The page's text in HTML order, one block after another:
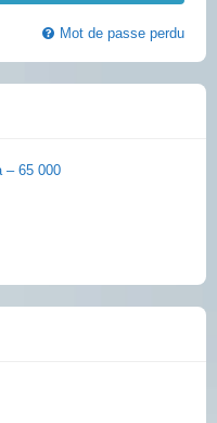
Mot de passe perdu
– 65 000